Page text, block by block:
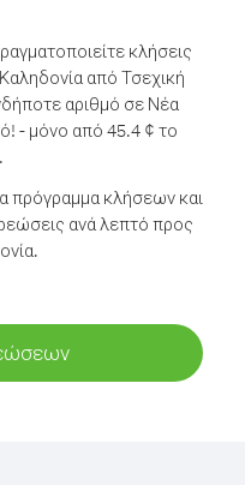
κλήσεις
από Τσεχική
αριθμό σε Νέα
- μόνο από 45.4 ¢ το
πρόγραμμα κλήσεων και
ανά λεπτό προς